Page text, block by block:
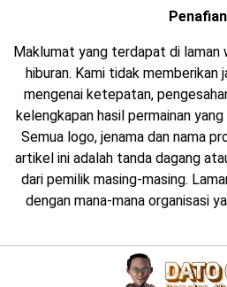
Penafian
Maklumat yang terdapat di laman
hiburan. Kami tidak memberikan
mengenai ketepatan,
kelengkapan hasil permainan
Semua logo, jenama dan nama
artikel ini adalah tanda dagang
dari pemilik masing-masing.
dengan mana-mana organisasi